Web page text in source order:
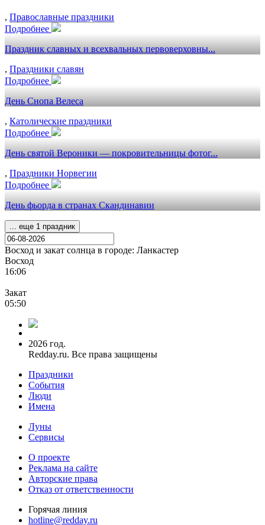
, Православные праздники
Подробнее
Праздник славных и всехвальных первоверховны...
, Праздники славян
Подробнее
День Снопа Велеса
, Католические праздники
Подробнее
День святой Вероники — покровительницы фотог...
, Праздники Норвегии
Подробнее
День фьорда в странах Скандинавии
... еще 1 праздник
Восход и закат солнца в городе: Ланкастер
Восход
16:06
Закат
05:50
2026 год.
Redday.ru. Все права защищены
Праздники
События
Люди
Имена
Луны
Сервисы
О проекте
Реклама на сайте
Авторские права
Отказ от ответственности
Горячая линия
hotline@redday.ru